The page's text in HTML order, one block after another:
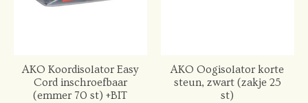
AKO Koordisolator Easy
Cord inschroefbaar
(emmer 70 st) +BIT
AKO Oogisolator korte
steun, zwart (zakje 25
st)